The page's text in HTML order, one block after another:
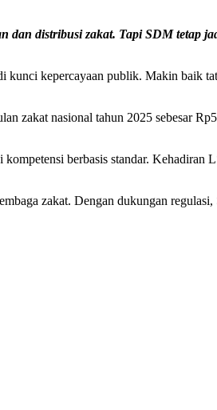
distribusi zakat. Tapi SDM tetap
kunci kepercayaan publik. Makin baik
zakat nasional tahun 2025 sebesar
berbasis standar. Kehadiran
zakat. Dengan dukungan